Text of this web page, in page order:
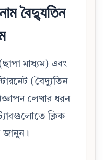
বৈদ্যুতিন
মাধ্যম) এবং
(বৈদ্যুতিন
লেখার ধরন
ক্লিক
জানুন।